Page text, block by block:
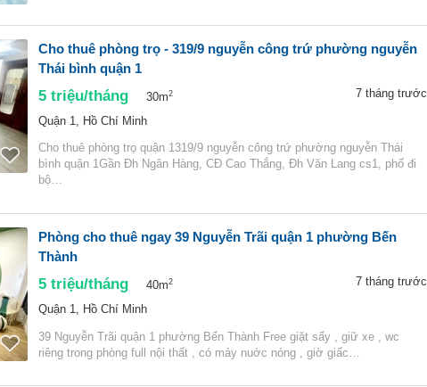
Cho thuê phòng trọ - 319/9 nguyễn công trứ phường nguyễn
Thái bình quận 1
5 triệu/tháng 30m2 7 tháng trước
Quận 1, Hồ Chí Minh
Cho thuê phòng trọ quận 1319/9 nguyễn công trứ phường nguyễn Thái
bình quận 1Gần Đh Ngân Hàng, CĐ Cao Thắng, Đh Văn Lang cs1, phố đi
bộ…
Phòng cho thuê ngay 39 Nguyễn Trãi quận 1 phường Bến
Thành
5 triệu/tháng 40m2 7 tháng trước
Quận 1, Hồ Chí Minh
39 Nguyễn Trãi quận 1 phường Bến Thành Free giặt sấy , giữ xe , wc
riêng trong phòng full nội thất , có máy nuớc nóng , giờ giấc…